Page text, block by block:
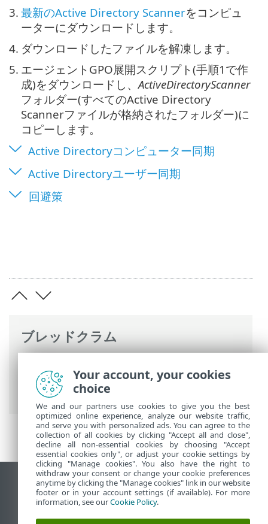
ブレッドクラム
始めましょう> ESET PROTECTをActive
Directoryと同期する
3. 最新のActive Directory Scannerをコンピュ
ーターにダウンロードします。
4. ダウンロードしたファイルを解凍します。
5. エージェントGPO展開スクリプト(手順1で作
成)をダウンロードし、ActiveDirectoryScanner
フォルダー(すべてのActive Directory
Scannerファイルが格納されたフォルダー)に
コピーします。
Active Directoryコンピューター同期
Active Directoryユーザー同期
回避策
デスクトップサイトの表示
End of Life
ESETナレッジベース
Your account, your cookies
choice
We and our partners use cookies to give you the best
optimized online experience, analyze our website traffic,
and serve you with personalized ads. You can agree to the
collection of all cookies by clicking "Accept all and close",
decline all non-essential cookies by choosing "Accept
essential cookies only", or adjust your cookie settings by
clicking "Manage cookies". You also have the right to
withdraw your consent or change your cookie preferences
anytime by clicking the "Manage cookies" link in our website
footer or in your account settings (if available). For more
information, see ourCookie Policy.